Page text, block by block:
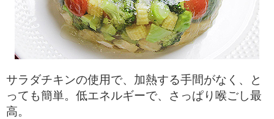
サラダチキンの使用で、加熱する手間がなく、と
っても簡単。低エネルギーで、さっぱり喉ごし最
高。